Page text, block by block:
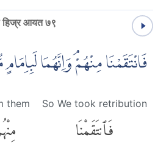
आयत ७९
فَانْتَقَمْنَا مِنْهُمْۘ وَاِنَّهُمَا
So We took retribution
فَٱنتَقَمْنَا
them